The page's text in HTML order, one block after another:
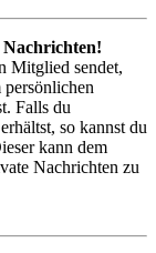
Mitglied sendet,
Falls du
so kannst du
kann dem
Nachrichten zu